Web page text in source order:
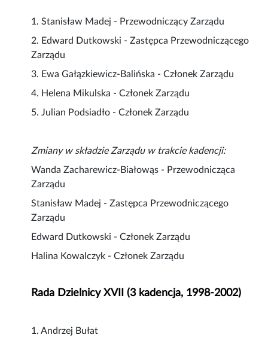
1. Stanisław Madej - Przewodniczący Zarządu
2. Edward Dutkowski - Zastępca Przewodniczącego
Zarządu
3. Ewa Gałązkiewicz-Balińska - Członek Zarządu
4. Helena Mikulska - Członek Zarządu
5. Julian Podsiadło - Członek Zarządu
Zmiany w składzie Zarządu w trakcie kadencji:
Wanda Zacharewicz-Białowąs - Przewodnicząca
Zarządu
Stanisław Madej - Zastępca Przewodniczącego
Zarządu
Edward Dutkowski - Członek Zarządu
Halina Kowalczyk - Członek Zarządu
Rada Dzielnicy XVII (3 kadencja, 1998-2002)
1. Andrzej Bułat